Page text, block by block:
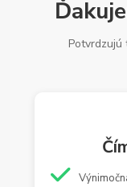
Potvrdzujú